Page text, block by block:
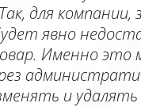
для
явно
Именно это
и